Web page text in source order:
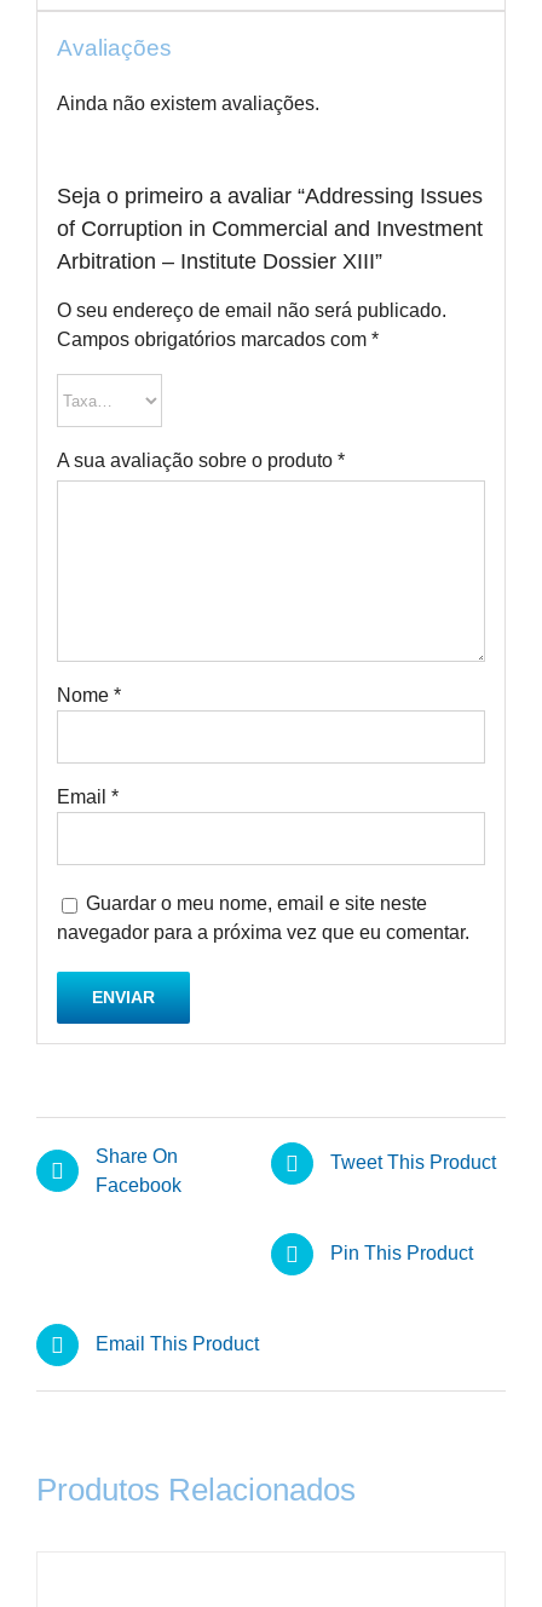
Avaliações
Ainda não existem avaliações.
Seja o primeiro a avaliar “Addressing Issues
of Corruption in Commercial and Investment
Arbitration – Institute Dossier XIII”
O seu endereço de email não será publicado.
Campos obrigatórios marcados com *
A sua avaliação sobre o produto *
Nome *
Email *
Guardar o meu nome, email e site neste
navegador para a próxima vez que eu comentar.
Share On
Facebook
Tweet This Product
Pin This Product
Email This Product
Produtos Relacionados